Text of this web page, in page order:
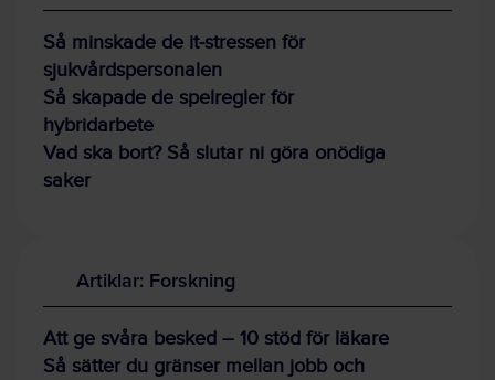
Så minskade de it-stressen för
sjukvårdspersonalen
Så skapade de spelregler för
hybridarbete
Vad ska bort? Så slutar ni göra onödiga
saker
Artiklar: Forskning
Att ge svåra besked – 10 stöd för läkare
Så sätter du gränser mellan jobb och